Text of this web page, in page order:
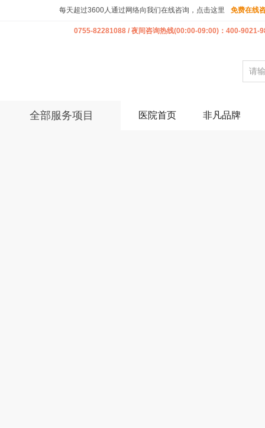
每天超过3600人通过网络向我们在线咨询，点击这里 免费在线
0755-82281088 / 夜间咨询热线(00:00-09:00)：400-9021-
全部服务项目 医院首页 非凡品牌